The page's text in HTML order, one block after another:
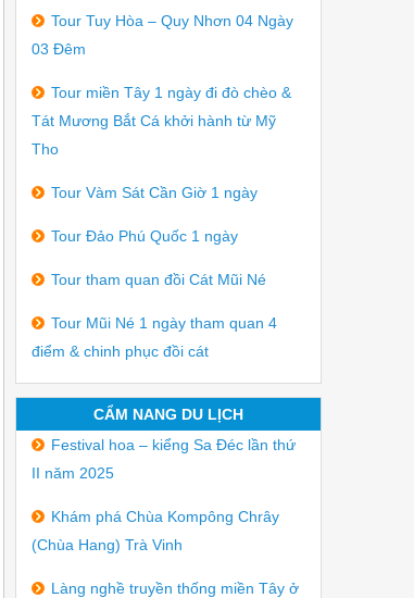
Tour Tuy Hòa – Quy Nhơn 04 Ngày
03 Đêm
Tour miền Tây 1 ngày đi đò chèo &
Tát Mương Bắt Cá khởi hành từ Mỹ
Tho
Tour Vàm Sát Cần Giờ 1 ngày
Tour Đảo Phú Quốc 1 ngày
Tour tham quan đồi Cát Mũi Né
Tour Mũi Né 1 ngày tham quan 4
điểm & chinh phục đồi cát
CẨM NANG DU LỊCH
Festival hoa – kiểng Sa Đéc lần thứ
II năm 2025
Khám phá Chùa Kompông Chrây
(Chùa Hang) Trà Vinh
Làng nghề truyền thống miền Tây ở